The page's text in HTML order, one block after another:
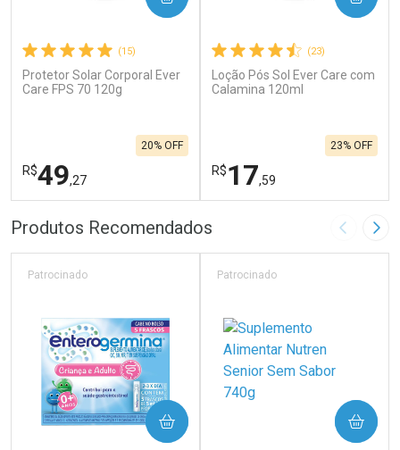
(15)
Protetor Solar Corporal Ever
Care FPS 70 120g
R$49,27
20% OFF
FECHAR
Laboratório
FECHAR
Por Menos
(23)
Loção Pós Sol Ever Care com
Calamina 120ml
R$17,59
23% OFF
Laboratório
Por Menos
Produtos Recomendados Imagem
Patrocinado
COMPRAR
Patrocinado
COMPRAR